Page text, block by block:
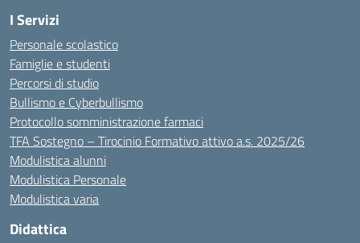
I Servizi
Personale scolastico
Famiglie e studenti
Percorsi di studio
Bullismo e Cyberbullismo
Protocollo somministrazione farmaci
TFA Sostegno – Tirocinio Formativo attivo a.s. 2025/26
Modulistica alunni
Modulistica Personale
Modulistica varia
Didattica